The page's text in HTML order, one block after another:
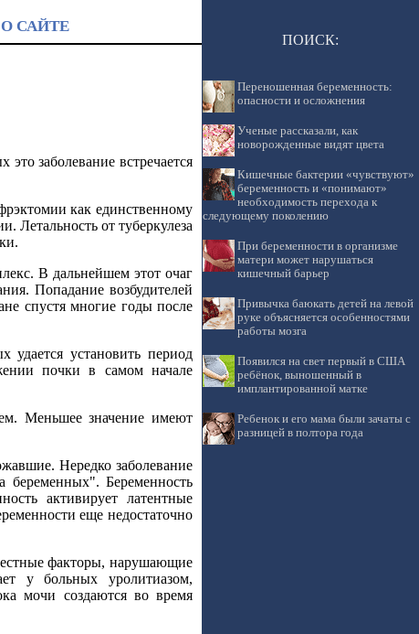
О САЙТЕ
заболевание встречается
как единственному
Летальность от туберкулеза
В дальнейшем этот очаг
Попадание возбудителей
спустя многие годы после
удается установить период
почки в самом начале
Меньшее значение имеют
Нередко заболевание
беременных". Беременность
активирует латентные
еще недостаточно
факторы, нарушающие
у больных уролитиазом,
мочи создаются во время
ПОИСК:
Переношенная беременность:
опасности и осложнения
Ученые рассказали, как
новорожденные видят цвета
Кишечные бактерии «чувствуют»
беременность и «понимают»
необходимость перехода к
следующему поколению
При беременности в организме
матери может нарушаться
кишечный барьер
Привычка баюкать детей на левой
руке объясняется особенностями
работы мозга
Появился на свет первый в США
ребёнок, выношенный в
имплантированной матке
Ребенок и его мама были зачаты с
разницей в полтора года